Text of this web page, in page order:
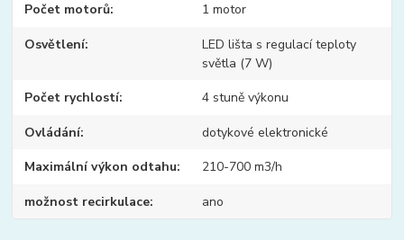
Počet motorů 1 motor
Osvětlení
LED lišta s regulací teploty
světla (7 W)
Počet rychlostí 4 stuně výkonu
Ovládání dotykové elektronické
Maximální výkon odtahu 210-700 m3/h
možnost recirkulace ano